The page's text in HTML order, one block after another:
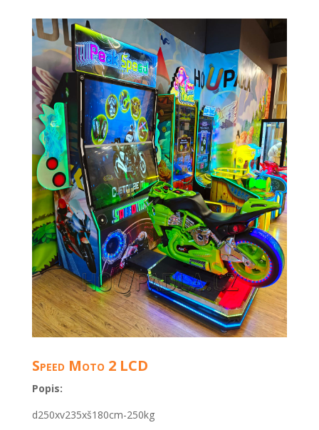
Speed Moto 2 LCD
Popis:
d250xv235xš180cm-250kg